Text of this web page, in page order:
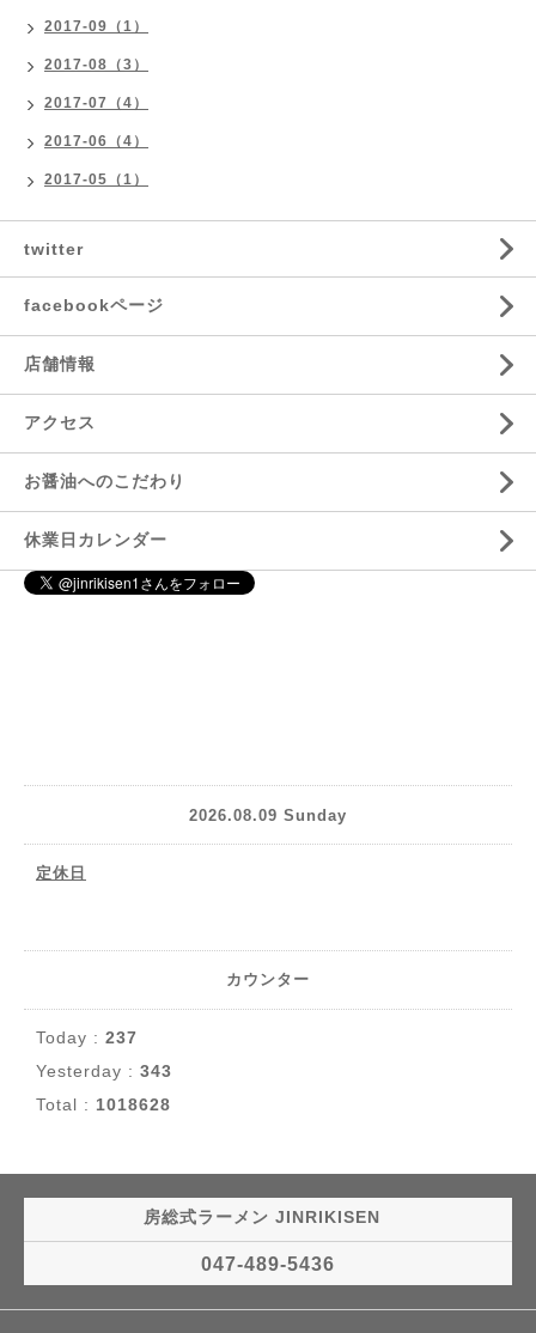
2017-09（1）
2017-08（3）
2017-07（4）
2017-06（4）
2017-05（1）
twitter
facebookページ
店舗情報
アクセス
お醤油へのこだわり
休業日カレンダー
2026.08.09 Sunday
定休日
カウンター
Today : 237
Yesterday : 343
Total : 1018628
房総式ラーメン JINRIKISEN
047-489-5436